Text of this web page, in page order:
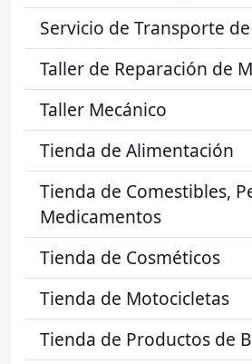
Servicio de Transporte
Taller de Reparación de
Taller Mecánico
Tienda de Alimentación
Tienda de Comestibles,
Medicamentos
Tienda de Cosméticos
Tienda de Motocicletas
Tienda de Productos de